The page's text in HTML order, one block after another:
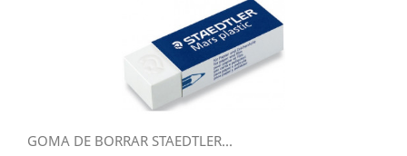
GOMA DE BORRAR STAEDTLER...